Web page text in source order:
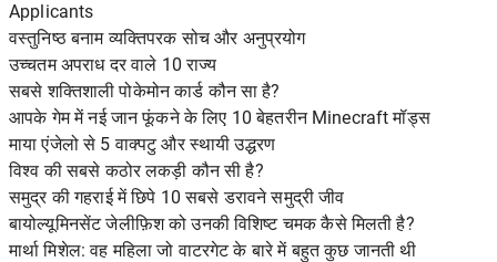
Applicants
वस्तुनिष्ठ बनाम व्यक्तिपरक सोच और अनुप्रयोग
उच्चतम अपराध दर वाले 10 राज्य
सबसे शक्तिशाली पोकेमोन कार्ड कौन सा है?
आपके गेम में नई जान फूंकने के लिए 10 बेहतरीन Minecraft मॉड्स
माया एंजेलो से 5 वाक्पटु और स्थायी उद्धरण
विश्व की सबसे कठोर लकड़ी कौन सी है?
समुद्र की गहराई में छिपे 10 सबसे डरावने समुद्री जीव
बायोल्यूमिनसेंट जेलीफ़िश को उनकी विशिष्ट चमक कैसे मिलती है?
मार्था मिशेल: वह महिला जो वाटरगेट के बारे में बहुत कुछ जानती थी